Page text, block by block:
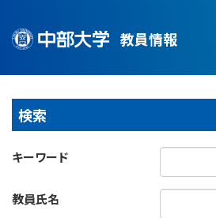
教員情報
検索
キーワード
教員氏名